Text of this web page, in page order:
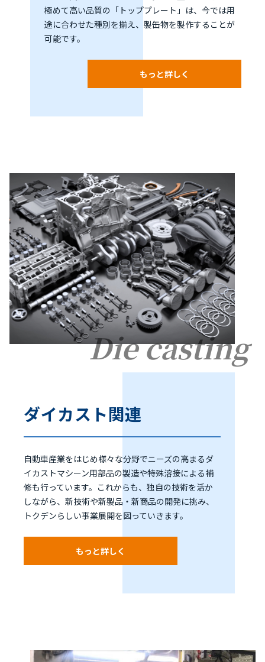
極めて高い品質の「トッププレート」は、今では用
途に合わせた種別を揃え、製缶物を製作することが
可能です。
もっと詳しく
Die casting
ダイカスト関連
自動車産業をはじめ様々な分野でニーズの高まるダ
イカストマシーン用部品の製造や特殊溶接による補
修も行っています。これからも、独自の技術を活か
しながら、新技術や新製品・新商品の開発に挑み、
トクデンらしい事業展開を図っていきます。
もっと詳しく